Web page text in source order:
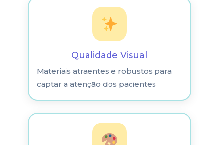
Qualidade Visual
Materiais atraentes e robustos para
captar a atenção dos pacientes